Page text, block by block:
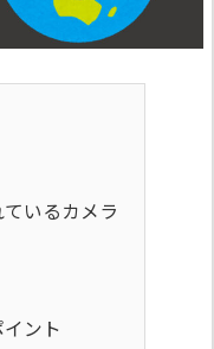
いるカメラ
ント